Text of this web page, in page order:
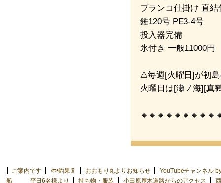
ブランコ仕掛け 直結
錘120号 PE3-4号
投入器完備
氷付き 一般11000円
⚠️毎週[火曜日]が初
火曜日は[瀬ノ海][真
ご案内です 🐟釣果🦑 おおもり丸よりお知らせ
YouTubeチャンネル
船 平日6名様より
持ち物・服装 小田原厚木道路からのアクセス